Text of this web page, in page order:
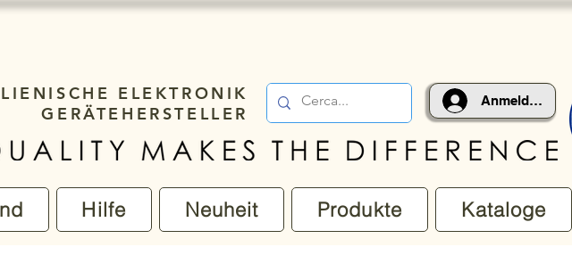
ELEKTRONIK
GERÄTEHERSTELLER
Anmelden
Hilfe Neuheit Produkte Kataloge